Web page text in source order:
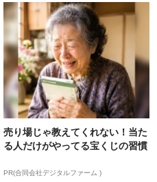
売り場じゃ教えてくれない！当た
る人だけがやってる宝くじの習慣
PR(合同会社デジタルファーム )